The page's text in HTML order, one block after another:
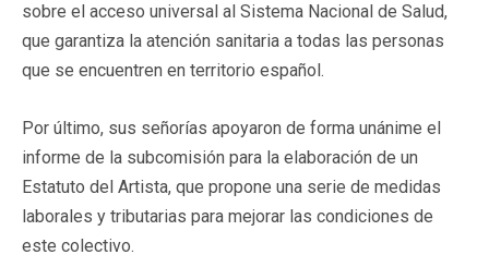
sobre el acceso universal al Sistema Nacional de Salud,
que garantiza la atención sanitaria a todas las personas
que se encuentren en territorio español.
Por último, sus señorías apoyaron de forma unánime el
informe de la subcomisión para la elaboración de un
Estatuto del Artista, que propone una serie de medidas
laborales y tributarias para mejorar las condiciones de
este colectivo.